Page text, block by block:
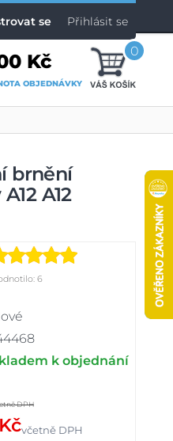
se Přihlásit se
Kč
OBJEDNÁVKY
0
brnění
A12
6
k objednání
DPH
včetně DPH